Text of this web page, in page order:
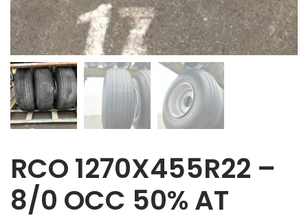
RCO 1270X455R22 –
8/0 OCC 50% AT